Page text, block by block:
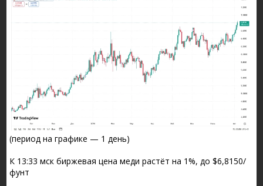
(период на графике — 1 день)
К 13:33 мск биржевая цена меди растёт на 1%, до $6,8150/
фунт